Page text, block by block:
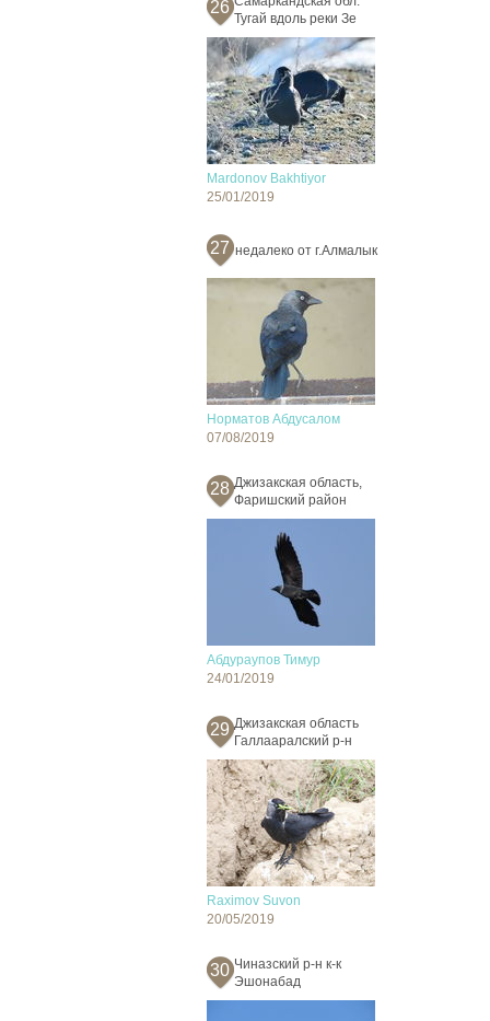
26
Тугай вдоль реки Зе
Mardonov Bakhtiyor
25/01/2019
27 недалеко от г.Алмалык
Норматов Абдусалом
07/08/2019
28 Джизакская область,
Фаришский район
Абдураупов Тимур
24/01/2019
29 Джизакская область
Галлааралский р-н
Raximov Suvon
20/05/2019
30 Чиназский р-н к-к
Эшонабад